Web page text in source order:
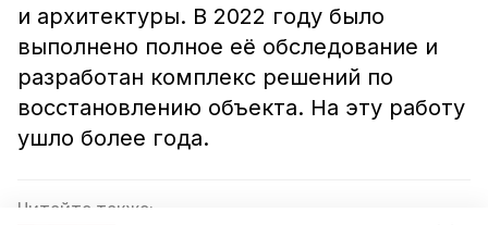
и архитектуры. В 2022 году было
выполнено полное её обследование и
разработан комплекс решений по
восстановлению объекта. На эту работу
ушло более года.
Читайте также: